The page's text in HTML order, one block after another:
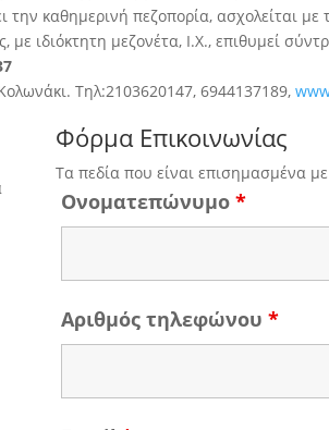
την καθημερινή πεζοπορία, ασχολείται με
με ιδιόκτητη μεζονέτα, Ι.Χ., επιθυμεί
Τηλ:2103620147, 6944137189,
Φόρμα Επικοινωνίας
Τα πεδία που είναι επισημασμένα
Ονοματεπώνυμο*
Αριθμός τηλεφώνου*